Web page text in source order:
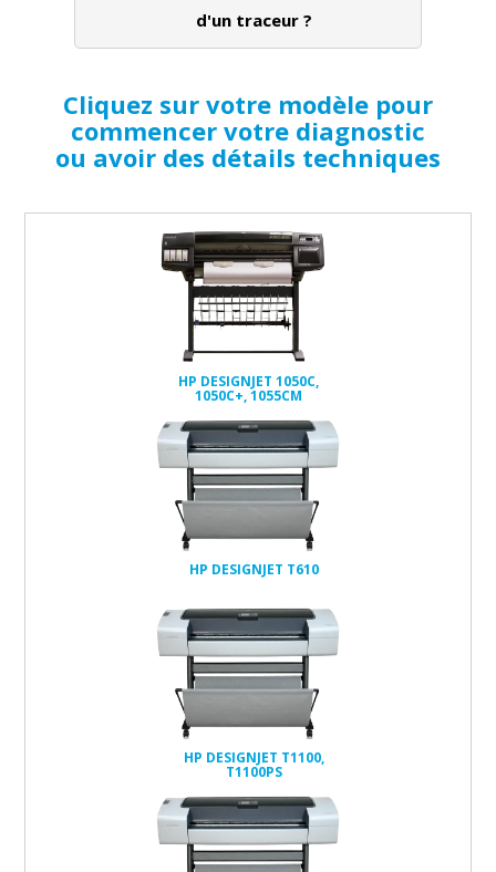
d'un traceur ?
Cliquez sur votre modèle pour
commencer votre diagnostic
ou avoir des détails techniques
HP DESIGNJET 1050C,
1050C+, 1055CM
HP DESIGNJET T610
HP DESIGNJET T1100,
T1100PS